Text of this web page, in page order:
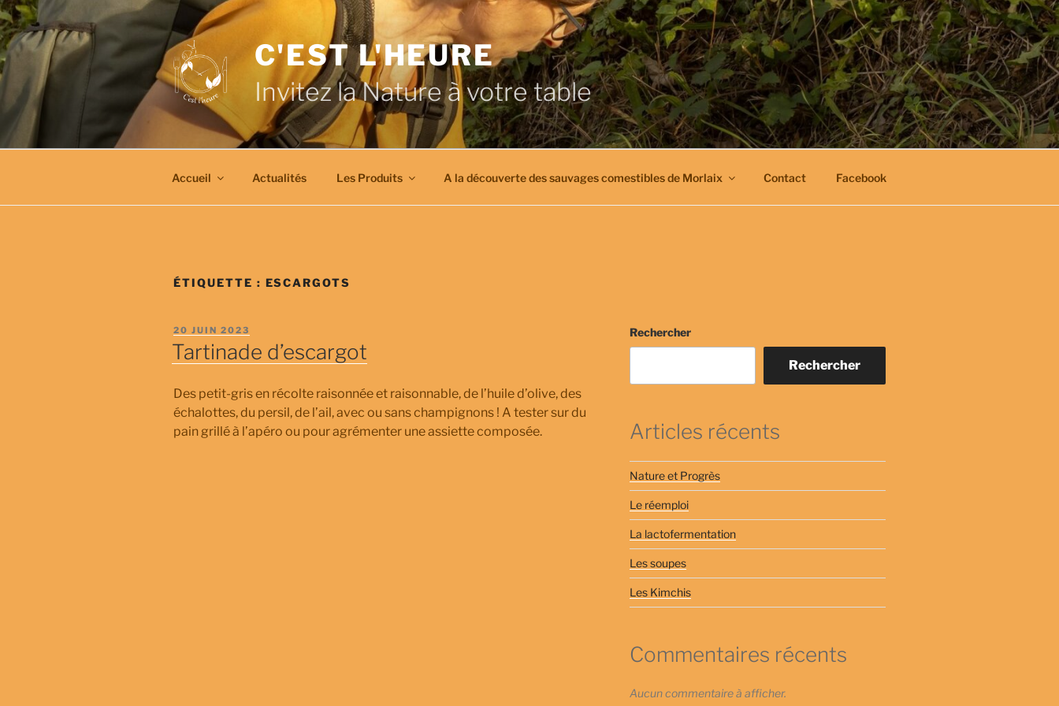
Aller
au
contenu
principal
C'EST L'HEURE
Invitez la Nature à votre table
Accueil Actualités Les Produits A la découverte des sauvages comestibles de Morlaix Contact Facebook
ÉTIQUETTE : ESCARGOTS
PUBLIÉ
LE
20 JUIN 2023
Tartinade d’escargot
Des petit-gris en récolte raisonnée et raisonnable, de l’huile d’olive, des
échalottes, du persil, de l’ail, avec ou sans champignons ! A tester sur du
pain grillé à l’apéro ou pour agrémenter une assiette composée.
Rechercher
Rechercher
Articles récents
Nature et Progrès
Le réemploi
La lactofermentation
Les soupes
Les Kimchis
Commentaires récents
Aucun commentaire à afficher.